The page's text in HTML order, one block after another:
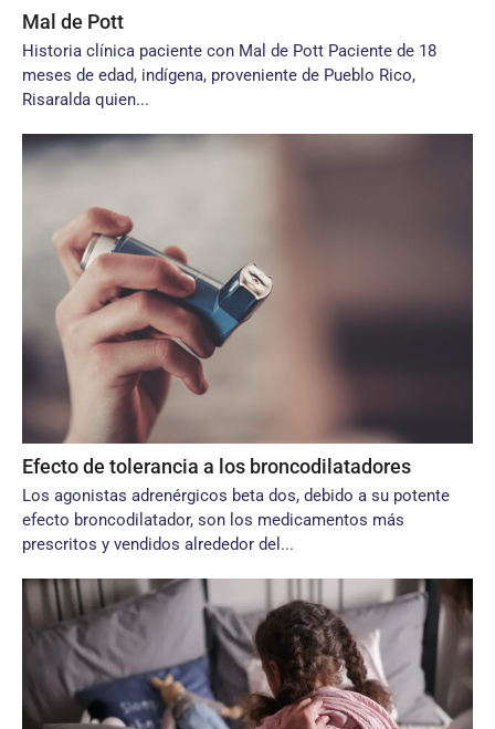
Mal de Pott
Historia clínica paciente con Mal de Pott Paciente de 18
meses de edad, indígena, proveniente de Pueblo Rico,
Risaralda quien...
Efecto de tolerancia a los broncodilatadores
Los agonistas adrenérgicos beta dos, debido a su potente
efecto broncodilatador, son los medicamentos más
prescritos y vendidos alrededor del...